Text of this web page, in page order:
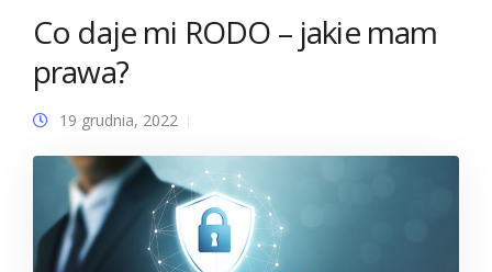
Co daje mi RODO – jakie mam
prawa?
19 grudnia, 2022